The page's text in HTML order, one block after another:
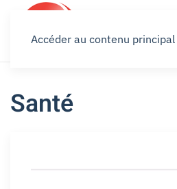
Accéder au contenu principal
Santé